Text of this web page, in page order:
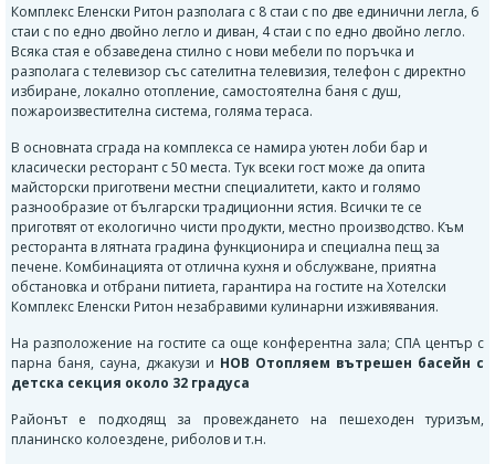
Комплекс Еленски Ритон разполага с 8 стаи с по две единични легла, 6
стаи с по едно двойно легло и диван, 4 стаи с по едно двойно легло.
Всяка стая е обзаведена стилно с нови мебели по поръчка и
разполага с телевизор със сателитна телевизия, телефон с директно
избиране, локално отопление, самостоятелна баня с душ,
пожароизвестителна система, голяма тераса.
В основната сграда на комплекса се намира уютен лоби бар и
класически ресторант с 50 места. Тук всеки гост може да опита
майсторски приготвени местни специалитети, както и голямо
разнообразие от български традиционни ястия. Всички те се
приготвят от екологично чисти продукти, местно производство. Към
ресторанта в лятната градина функционира и специална пещ за
печене. Комбинацията от отлична кухня и обслужване, приятна
обстановка и отбрани питиета, гарантира на гостите на Хотелски
Комплекс Еленски Ритон незабравими кулинарни изживявания.
На разположение на гостите са още конферентна зала; СПА център с
парна баня, сауна, джакузи и НОВ Отопляем вътрешен басейн с
детска секция около 32 градуса
Районът е подходящ за провеждането на пешеходен туризъм,
планинско колоездене, риболов и т.н.